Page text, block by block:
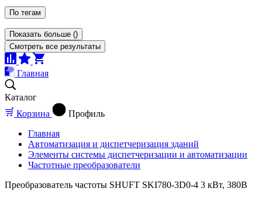
По тегам
Показать больше ()
Смотреть все результаты
Главная
Каталог
Корзина
Профиль
Главная
Автоматизация и диспетчеризация зданий
Элементы системы диспетчеризации и автоматизации
Частотные преобразователи
Преобразователь частоты SHUFT SKI780-3D0-4 3 кВт, 380В